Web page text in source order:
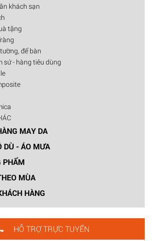
khách sạn
tặng
để bàn
sứ - hàng tiêu dùng
MAY DA
DÙ - ÁO MƯA
PHẨM
MÙA
HÀNG
HỖ TRỢ TRỰC TUYẾN